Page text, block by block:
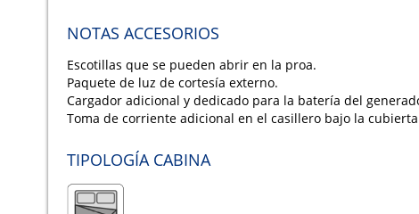
NOTAS ACCESORIOS
Escotillas que se pueden abrir en la proa.
Paquete de luz de cortesía externo.
Cargador adicional y dedicado para la batería del
Toma de corriente adicional en el casillero bajo la
TIPOLOGÍA CABINA